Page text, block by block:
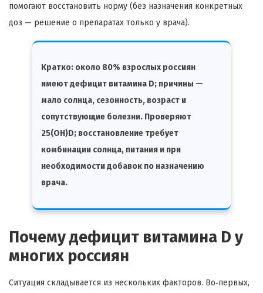
помогают восстановить норму (без назначения конкретных
доз — решение о препаратах только у врача).
Кратко: около 80% взрослых россиян
имеют дефицит витамина D; причины —
мало солнца, сезонность, возраст и
сопутствующие болезни. Проверяют
25(OH)D; восстановление требует
комбинации солнца, питания и при
необходимости добавок по назначению
врача.
Почему дефицит витамина D у
многих россиян
Ситуация складывается из нескольких факторов. Во‑первых,